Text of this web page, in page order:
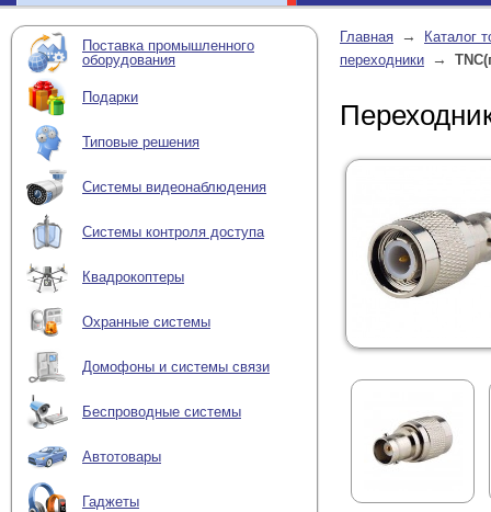
Поставка промышленного
оборудования
Подарки
Типовые решения
Системы видеонаблюдения
Системы контроля доступа
Квадрокоптеры
Охранные системы
Домофоны и системы связи
Беспроводные системы
Автотовары
Гаджеты
Главная →
Каталог
переходники →